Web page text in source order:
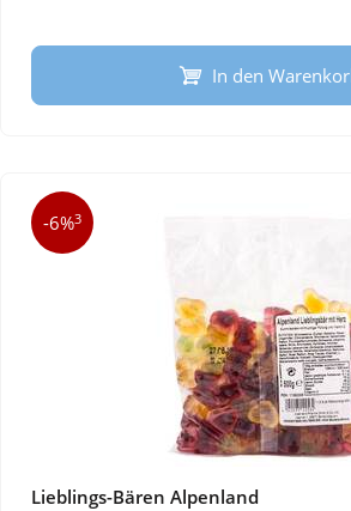
In den
-6%3
Lieblings-Bären Alpenland